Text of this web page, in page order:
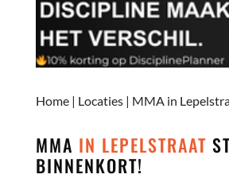
Home| Locaties| MMA in
MMA IN LEPELSTRAAT
BINNENKORT!